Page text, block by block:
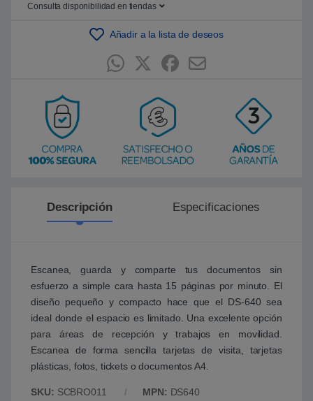
n
i
e
Consulta disponibilidad en tiendas
Añadir a la lista de deseos
Descripción Especificaciones
Escanea, guarda y comparte tus documentos sin
esfuerzo a simple cara hasta 15 páginas por minuto. El
diseño pequeño y compacto hace que el DS-640 sea
ideal donde el espacio es limitado. Una excelente opción
para áreas de recepción y trabajos en movilidad.
Escanea de forma sencilla tarjetas de visita, tarjetas
plásticas, fotos, tickets o documentos A4.
SKU: SCBRO011 MPN: DS640